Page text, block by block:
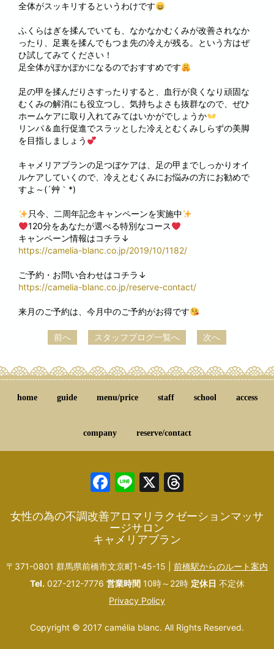
全体がスッキリするというわけです
ふくらはぎを揉んでいても、なかなかむくみが改善されなか
ったり、足裏を揉んでもつま先の冷えが残る。という方はぜ
ひ試してみてください！
足全体がぽかぽかになるのでおすすめです
足の甲を揉んだりさすったりすると、血行が良くなり頑固な
むくみの解消にも役立つし、気持ちよさも抜群なので、ぜひ
ホームケアに取り入れてみてはいかがでしょうか
リンパ＆血行促進でスラッとした冷えとむくみしらずの美脚
を目指しましょう
キャメリアブランの足つぼケアは、足の甲までしっかりオイ
ルケアしていくので、冷えとむくみにお悩みの方にお勧めで
すよ～(´艸｀*)
只今、二周年記念キャンペーンを実施中
120分をあなたが選べる特別なコース
キャンペーン情報はコチラ↓
https://camelia-blanc.co.jp/2019/10/1182/
ご予約・お問い合わせはコチラ↓
https://camelia-blanc.co.jp/reserve-contact/
来月のご予約は、今月中のご予約がお得です
前へ スタッフブログ一覧へ 次へ
home guide menu/price staff school access
company reserve/contact
Facebook
Line
X
女性の為の不調改善アロマリラクゼーションマッサ
ージサロン
キャメリアブラン
〒371-0801 群馬県前橋市文京町1-45-15 | 前橋駅からのルート案内
Tel. 027-212-7776 営業時間10時～22時 定休日 不定休
Privacy Policy
Copyright © 2017 camélia blanc. All Rights Reserved.